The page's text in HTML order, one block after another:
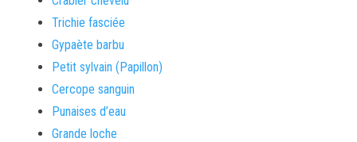
Trichie fasciée
Gypaète barbu
Petit sylvain (Papillon)
Cercope sanguin
Punaises d’eau
Grande loche